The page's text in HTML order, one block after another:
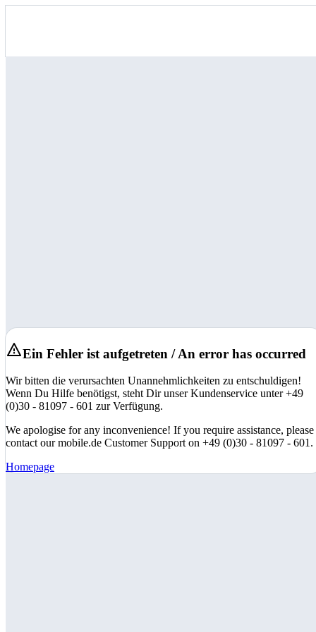
Ein Fehler ist aufgetreten / An error has occurred
Wir bitten die verursachten Unannehmlichkeiten zu entschuldigen!
Wenn Du Hilfe benötigst, steht Dir unser Kundenservice unter +49
(0)30 - 81097 - 601 zur Verfügung.
We apologise for any inconvenience! If you require assistance, please
contact our mobile.de Customer Support on +49 (0)30 - 81097 - 601.
Homepage